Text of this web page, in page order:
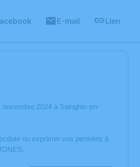
E-mail Lien
2024 à Sainghin-en-
ou exprimer vos pensées à